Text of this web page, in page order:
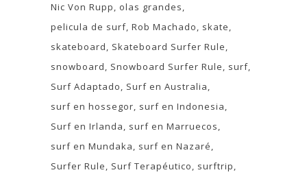
Nic Von Rupp
olas grandes
pelicula de surf Rob Machado
skate
skateboard
Skateboard Surfer Rule
snowboard
Snowboard Surfer Rule
surf
Surf Adaptado
Surf en Australia
surf en hossegor surf en Indonesia
Surf en Irlanda
surf en Marruecos
surf en Mundaka
surf en Nazaré
Surfer Rule
Surf Terapéutico
surftrip